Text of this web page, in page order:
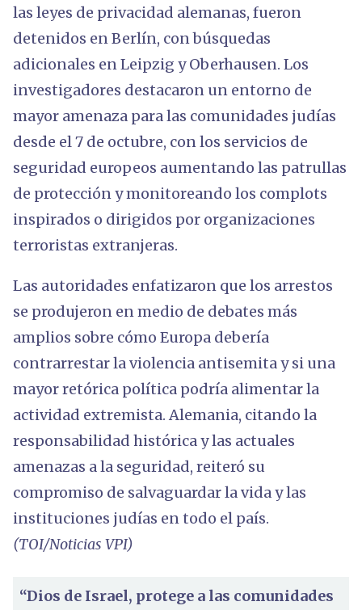
las leyes de privacidad alemanas, fueron
detenidos en Berlín, con búsquedas
adicionales en Leipzig y Oberhausen. Los
investigadores destacaron un entorno de
mayor amenaza para las comunidades judías
desde el 7 de octubre, con los servicios de
seguridad europeos aumentando las patrullas
de protección y monitoreando los complots
inspirados o dirigidos por organizaciones
terroristas extranjeras.
Las autoridades enfatizaron que los arrestos
se produjeron en medio de debates más
amplios sobre cómo Europa debería
contrarrestar la violencia antisemita y si una
mayor retórica política podría alimentar la
actividad extremista. Alemania, citando la
responsabilidad histórica y las actuales
amenazas a la seguridad, reiteró su
compromiso de salvaguardar la vida y las
instituciones judías en todo el país.
(TOI/Noticias VPI)
“Dios de Israel, protege a las comunidades